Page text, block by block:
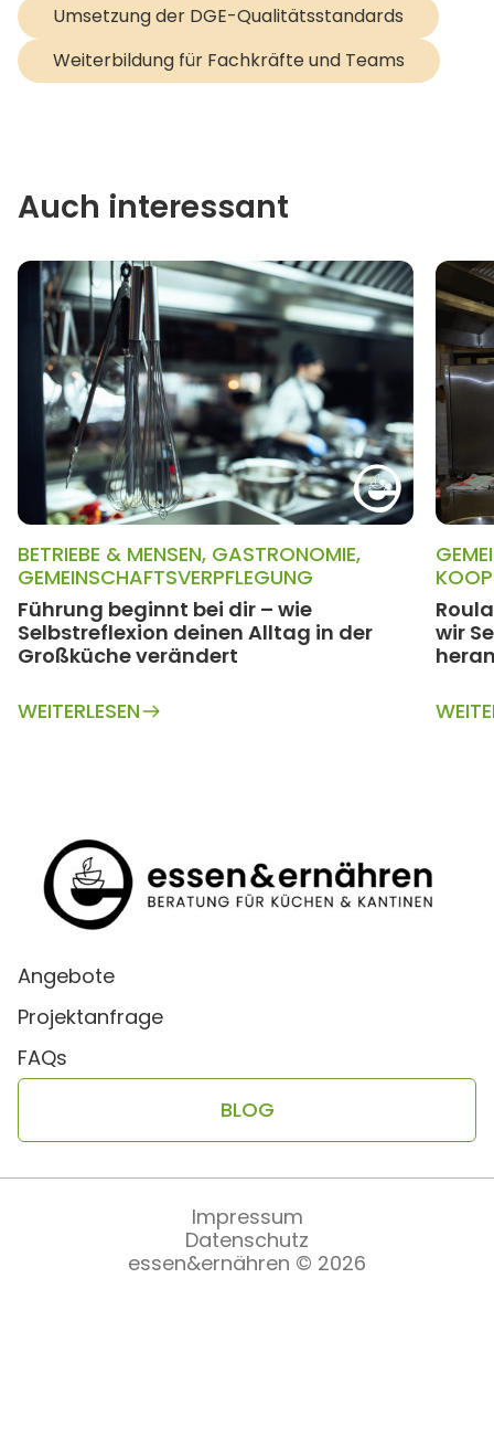
Umsetzung der DGE-Qualitätsstandards
Weiterbildung für Fachkräfte und Teams
Auch interessant
BETRIEBE & MENSEN, GASTRONOMIE,
GEMEINSCHAFTSVERPFLEGUNG
Führung beginnt bei dir – wie
Selbstreflexion deinen Alltag in der
Großküche verändert
WEITERLESEN
wir
Angebote
Projektanfrage
FAQs
BLOG
Impressum
Datenschutz
essen&ernähren © 2026